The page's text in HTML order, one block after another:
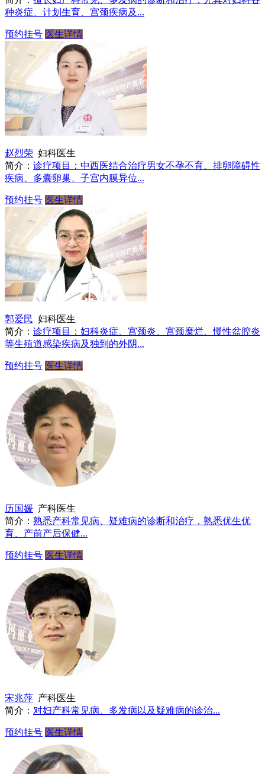
种炎症、计划生育、宫颈疾病及...
预约挂号 医生详情
赵烈荣 妇科医生
简介： 诊疗项目：中西医结合治疗男女不孕不育、排卵障碍性
疾病、多囊卵巢、子宫内膜异位...
预约挂号 医生详情
郭爱民 妇科医生
简介： 诊疗项目：妇科炎症、宫颈炎、宫颈糜烂、慢性盆腔炎
等生殖道感染疾病及独到的外阴...
预约挂号 医生详情
历国媛 产科医生
简介： 熟悉产科常见病、疑难病的诊断和治疗，熟悉优生优
育、产前产后保健...
预约挂号 医生详情
宋兆萍 产科医生
简介： 对妇产科常见病、多发病以及疑难病的诊治...
预约挂号 医生详情